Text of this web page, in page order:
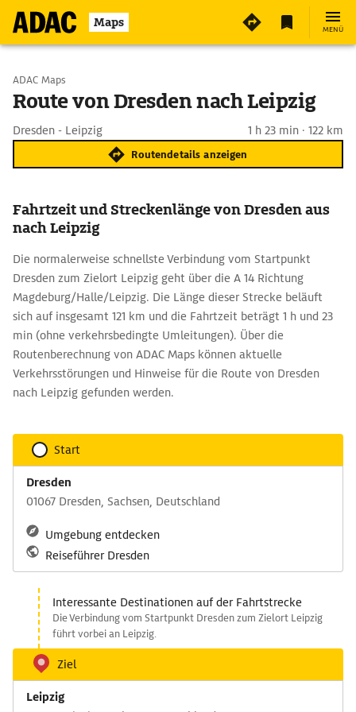
Maps MENÜ
Start wählen
ADAC Maps
Route von Dresden nach Leipzig
Dresden - Leipzig 1 h 23 min · 122 km
Routendetails anzeigen
Fahrtzeit und Streckenlänge von Dresden aus
nach Leipzig
Die normalerweise schnellste Verbindung vom Startpunkt
Dresden zum Zielort Leipzig geht über die A 14 Richtung
Magdeburg/Halle/Leipzig. Die Länge dieser Strecke beläuft
sich auf insgesamt 121 km und die Fahrtzeit beträgt 1 h und 23
min (ohne verkehrsbedingte Umleitungen). Über die
Routenberechnung von ADAC Maps können aktuelle
Verkehrsstörungen und Hinweise für die Route von Dresden
nach Leipzig gefunden werden.
Start
Dresden
01067 Dresden, Sachsen, Deutschland
Umgebung entdecken
Reiseführer Dresden
Interessante Destinationen auf der Fahrtstrecke
Die Verbindung vom Startpunkt Dresden zum Zielort Leipzig
führt vorbei an Leipzig.
Ziel
Leipzig